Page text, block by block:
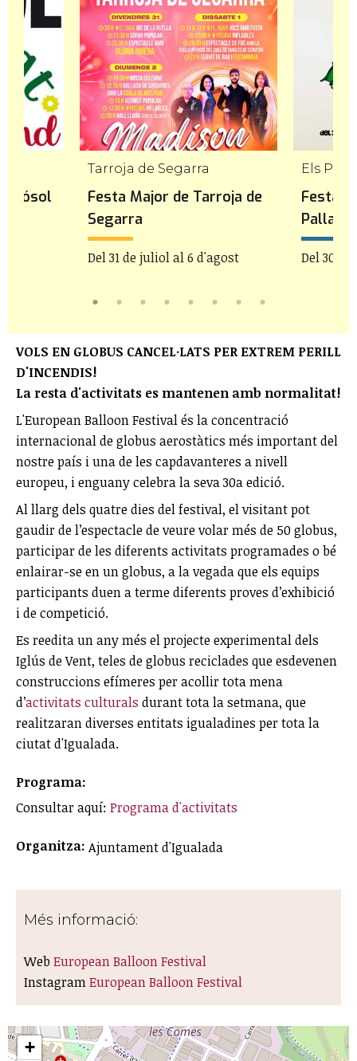
Gósol
Tarroja de Segarra
Festa Major de Tarroja de
Segarra
Del 31 de juliol al 6 d'agost
Els
Festa
Del 30
VOLS EN GLOBUS CANCEL·LATS PER EXTREM PERILL
D'INCENDIS!
La resta d'activitats es mantenen amb normalitat!
L'European Balloon Festival és la concentració
internacional de globus aerostàtics més important del
nostre país i una de les capdavanteres a nivell
europeu, i enguany celebra la seva 30a edició.
Al llarg dels quatre dies del festival, el visitant pot
gaudir de l’espectacle de veure volar més de 50 globus,
participar de les diferents activitats programades o bé
enlairar-se en un globus, a la vegada que els equips
participants duen a terme diferents proves d’exhibició
i de competició.
Es reedita un any més el projecte experimental dels
Iglús de Vent, teles de globus reciclades que esdevenen
construccions efímeres per acollir tota mena
d’activitats culturals durant tota la setmana, que
realitzaran diverses entitats igualadines per tota la
ciutat d'Igualada.
Programa:
Consultar aquí: Programa d'activitats
Organitza: Ajuntament d'Igualada
Més informació:
Web European Balloon Festival
InstagramEuropean Balloon Festival
+